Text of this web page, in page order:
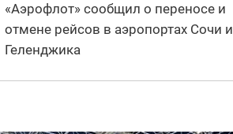
«Аэрофлот» сообщил о переносе и
отмене рейсов в аэропортах Сочи и
Геленджика